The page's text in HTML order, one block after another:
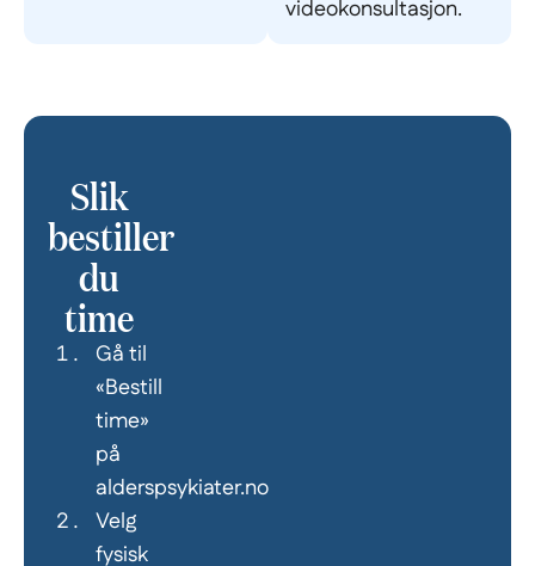
videokonsultasjon.
Slik
bestiller
du
time
Gå til
«Bestill
time»
på
alderspsykiater.no
Velg
fysisk